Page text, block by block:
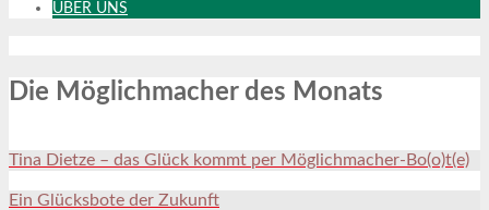
ÜBER UNS
Die Möglichmacher des Monats
Tina Dietze – das Glück kommt per Möglichmacher-Bo(o)t(e)
Ein Glücksbote der Zukunft